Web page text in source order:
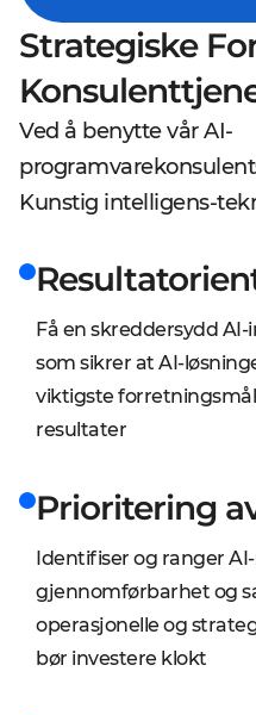
Strategiske
Ved å benytte vår AI-
Kunstig intelligens-
Få en skreddersydd
som sikrer at AI-
viktigste
resultater
Prioritering
Identifiser og ranger
gjennomførbarhet og
operasjonelle og
bør investere klokt